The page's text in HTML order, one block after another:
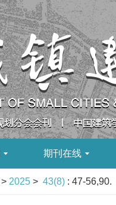
期刊在线
> 2025 > 43(8) : 47-56,90.